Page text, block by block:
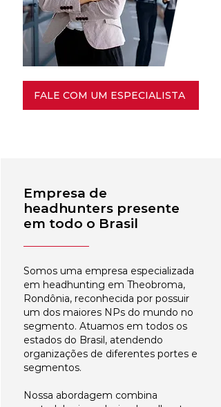
FALE COM UM ESPECIALISTA
Empresa de
headhunters presente
em todo o Brasil
Somos uma empresa especializada
em headhunting em Theobroma,
Rondônia, reconhecida por possuir
um dos maiores NPs do mundo no
segmento. Atuamos em todos os
estados do Brasil, atendendo
organizações de diferentes portes e
segmentos.
Nossa abordagem combina